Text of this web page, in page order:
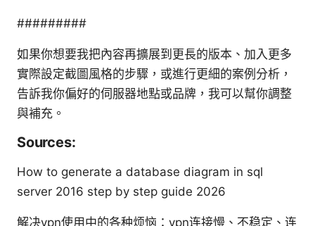
#########
如果你想要我把內容再擴展到更長的版本、加入更多
實際設定截圖風格的步驟，或進行更細的案例分析，
告訴我你偏好的伺服器地點或品牌，我可以幫你調整
與補充。
Sources:
How to generate a database diagram in sql
server 2016 step by step guide 2026
解决vpn使用中的各种烦恼：vpn连接慢、不稳定、连